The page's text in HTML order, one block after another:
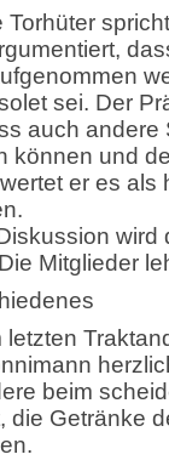
Torhüter
sei. Der
auch
können und
er es als
wird
Mitglieder
letzten
beim
die Getränke